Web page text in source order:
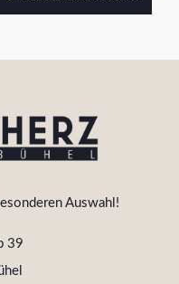
Auswahl!
39